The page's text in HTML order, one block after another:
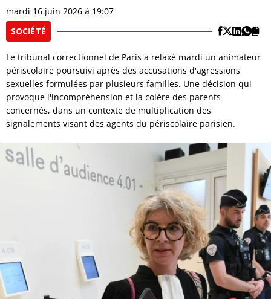
mardi 16 juin 2026 à 19:07
SOCIÉTÉ
Le tribunal correctionnel de Paris a relaxé mardi un animateur
périscolaire poursuivi après des accusations d'agressions
sexuelles formulées par plusieurs familles. Une décision qui
provoque l'incompréhension et la colère des parents
concernés, dans un contexte de multiplication des
signalements visant des agents du périscolaire parisien.